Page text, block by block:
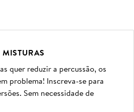
quer reduzir a percussão, os
problema! Inscreva-se para
Sem necessidade de